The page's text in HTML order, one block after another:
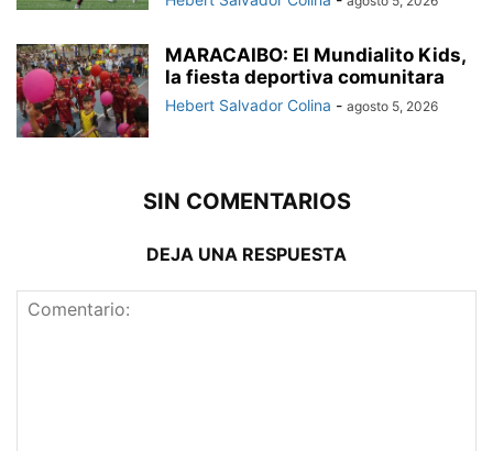
MARACAIBO: El Mundialito Kids,
la fiesta deportiva comunitara
Hebert Salvador Colina - agosto 5, 2026
SIN COMENTARIOS
DEJA UNA RESPUESTA